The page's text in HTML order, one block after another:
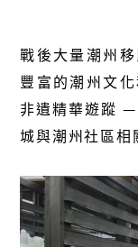
戰後大量潮州
豐富的潮州文
非遺精華遊蹤
城與潮州社區相